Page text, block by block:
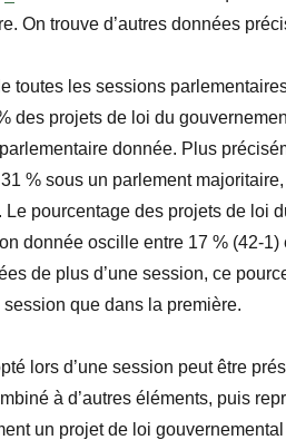
On trouve d’autres données
toutes les sessions
des projets de loi du
donnée. Plus
% sous un parlement
. Le pourcentage des projets de loi
donnée oscille entre 17 % (42-1)
de plus d’une session, ce
que dans la première.
lors d’une session peut être
à d’autres éléments, puis
un projet de loi